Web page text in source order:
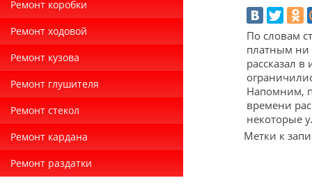
Ремонт коробки
Ремонт ходовой
Ремонт кузова
Ремонт глушителя
Ремонт стекол
Ремонт кардана
Ремонт раздатки
По словам
платным ни
рассказал
Напомним,
времени
некоторые
Метки к